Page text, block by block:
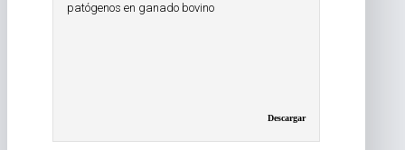
patógenos en ganado bovino
Descargar